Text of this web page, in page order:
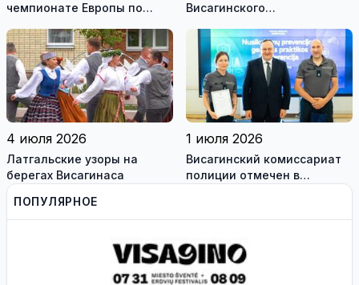
чемпионате Европы по
Висагинского
Праздника песни
школьников
4 июля 2026
Латгальские узоры на
берегах Висагинаса
1 июля 2026
Висагинский комиссариат
полиции отмечен в
ПОПУЛЯРНОЕ